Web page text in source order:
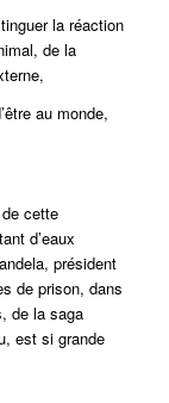
la réaction
de la
au monde,
cette
d’eaux
président
de prison, dans
de la saga
est si grande